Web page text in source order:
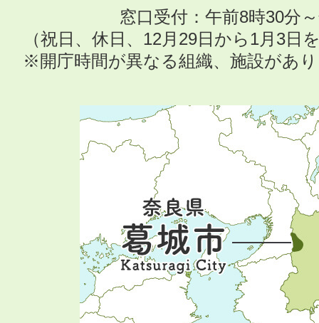
窓口受付：午前8時30分
（祝日、休日、12月29日から1月3日
※開庁時間が異なる組織、施設があ